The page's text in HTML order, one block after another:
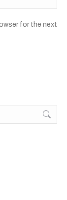
for the next